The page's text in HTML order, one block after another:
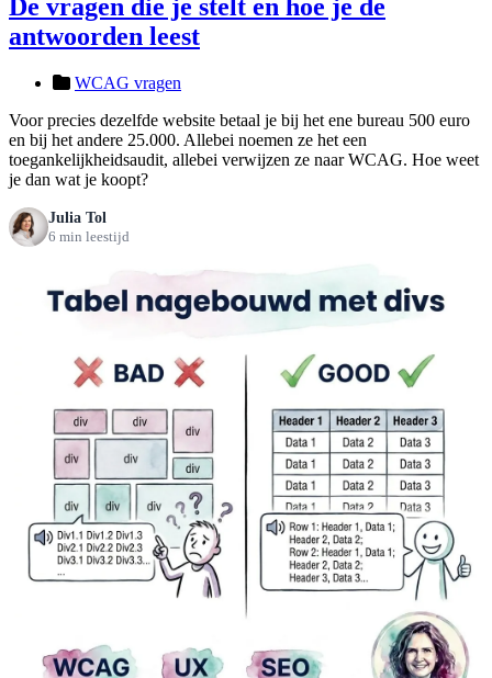
De vragen die je stelt en hoe je de
antwoorden leest
WCAG vragen
Voor precies dezelfde website betaal je bij het ene bureau 500 euro
en bij het andere 25.000. Allebei noemen ze het een
toegankelijkheidsaudit, allebei verwijzen ze naar WCAG. Hoe weet
je dan wat je koopt?
Julia Tol
6 min leestijd